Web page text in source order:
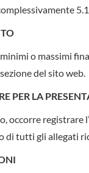
o massimi
del sito web.
PER LA
occorre registrare
di tutti gli allegati